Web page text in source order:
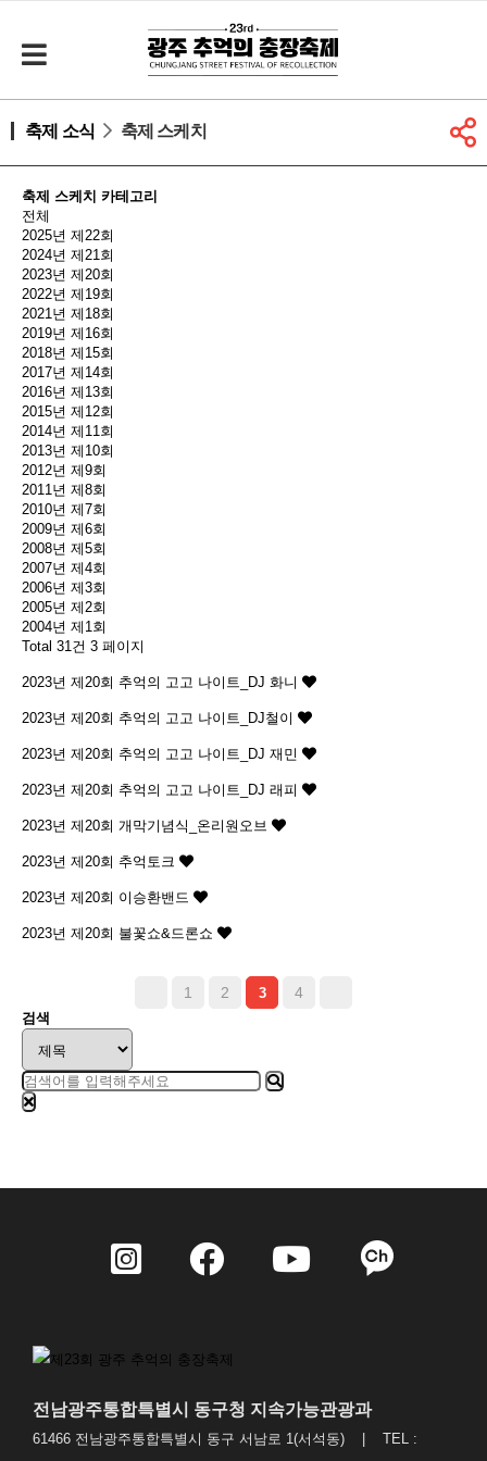
축제 소식 축제 스케치
축제 스케치 카테고리
전체
2025년 제22회
2024년 제21회
2023년 제20회
2022년 제19회
2021년 제18회
2019년 제16회
2018년 제15회
2017년 제14회
2016년 제13회
2015년 제12회
2014년 제11회
2013년 제10회
2012년 제9회
2011년 제8회
2010년 제7회
2009년 제6회
2008년 제5회
2007년 제4회
2006년 제3회
2005년 제2회
2004년 제1회
Total 31건 3 페이지
2023년 제20회 추억의 고고 나이트_DJ 화니
2023년 제20회 추억의 고고 나이트_DJ철이
2023년 제20회 추억의 고고 나이트_DJ 재민
2023년 제20회 추억의 고고 나이트_DJ 래피
2023년 제20회 개막기념식_온리원오브
2023년 제20회 추억토크
2023년 제20회 이승환밴드
2023년 제20회 불꽃쇼&드론쇼
1 2 3 4
검색
전남광주통합특별시 동구청 지속가능관광과
61466 전남광주통합특별시 동구 서남로 1(서석동) | TEL :